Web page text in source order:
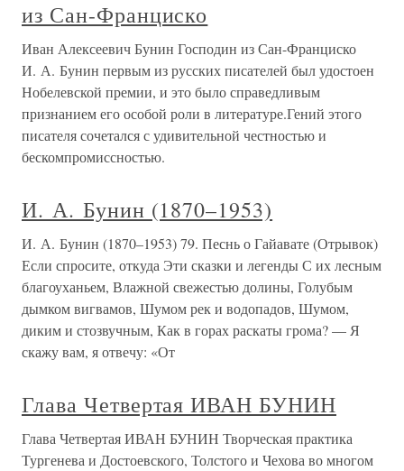
из Сан-Франциско
Иван Алексеевич Бунин Господин из Сан-Франциско
И. А. Бунин первым из русских писателей был удостоен
Нобелевской премии, и это было справедливым
признанием его особой роли в литературе.Гений этого
писателя сочетался с удивительной честностью и
бескомпромиссностью.
И. А. Бунин (1870–1953)
И. А. Бунин (1870–1953) 79. Песнь о Гайавате (Отрывок)
Если спросите, откуда Эти сказки и легенды С их лесным
благоуханьем, Влажной свежестью долины, Голубым
дымком вигвамов, Шумом рек и водопадов, Шумом,
диким и стозвучным, Как в горах раскаты грома? — Я
скажу вам, я отвечу: «От
Глава Четвертая ИВАН БУНИН
Глава Четвертая ИВАН БУНИН Творческая практика
Тургенева и Достоевского, Толстого и Чехова во многом